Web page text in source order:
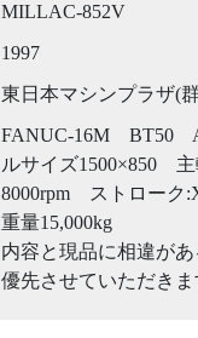
MILLAC-852V
1997
東日本マシンプラザ(
FANUC-16M BT50
ルサイズ1500×850
8000rpm ストローク
重量15,000kg
内容と現品に相違が
優先させていただきま